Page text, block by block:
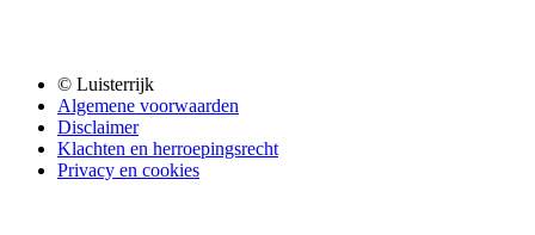
© Luisterrijk
Algemene voorwaarden
Disclaimer
Klachten en herroepingsrecht
Privacy en cookies